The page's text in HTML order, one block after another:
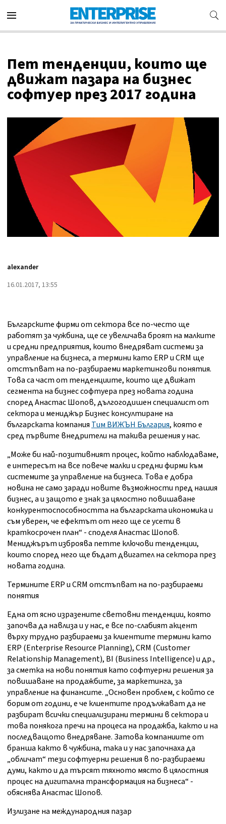
Пет тенденции, които ще
движат пазара на бизнес
софтуер през 2017 година
alexander
16.01.2017, 13:55
Българските фирми от сектора все по-често ще
работят за чужбина, ще се увеличава броят на малките
и средни предприятия, които внедряват системи за
управление на бизнеса, а термини като ERP и CRM ще
отстъпват на по-разбираеми маркетингови понятия.
Това са част от тенденциите, които ще движат
сегмента на бизнес софтуера през новата година
според Анастас Шопов, дългогодишен специалист от
сектора и мениджър Бизнес консултиране на
българската компанияТим ВИЖЪН България, която е
сред първите внедрители на такива решения у нас.
„Може би най-позитивният процес, който наблюдаваме,
е интересът на все повече малки и средни фирми към
системите за управление на бизнеса. Това е добра
новина не само заради новите възможности пред нашия
бизнес, а и защото е знак за цялостно повишаване
конкурентоспособността на българската икономика и
съм уверен, че ефектът от него ще се усети в
краткосрочен план“ - споделя Анастас Шопов.
Мениджърът изброява петте ключови тенденции,
които според него ще бъдат двигател на сектора през
новата година.
Термините ERP и CRM отстъпват на по-разбираеми
понятия
Една от ясно изразените световни тенденции, която
започва да навлиза и у нас, е все по-слабият акцент
върху трудно разбираеми за клиентите термини като
ERP (Enterprise Resource Planning), CRM (Customer
Relationship Management), BI (Business Intelligence) и др.,
за сметка на нови понятия като софтуерни решения за
повишаване на продажбите, за маркетинга, за
управление на финансите. „Основен проблем, с който се
борим от години, е че клиентите продължават да не
разбират всички специализирани термини в сектора и
това понякога пречи на процеса на продажба, както и на
последващото внедряване. Затова компаниите от
бранша както в чужбина, така и у нас започнаха да
„обличат“ тези софтуерни решения в по-разбираеми
думи, както и да търсят тяхното място в цялостния
процес на дигитална трансформация на бизнеса“ -
обяснява Анастас Шопов.
Излизане на международния пазар